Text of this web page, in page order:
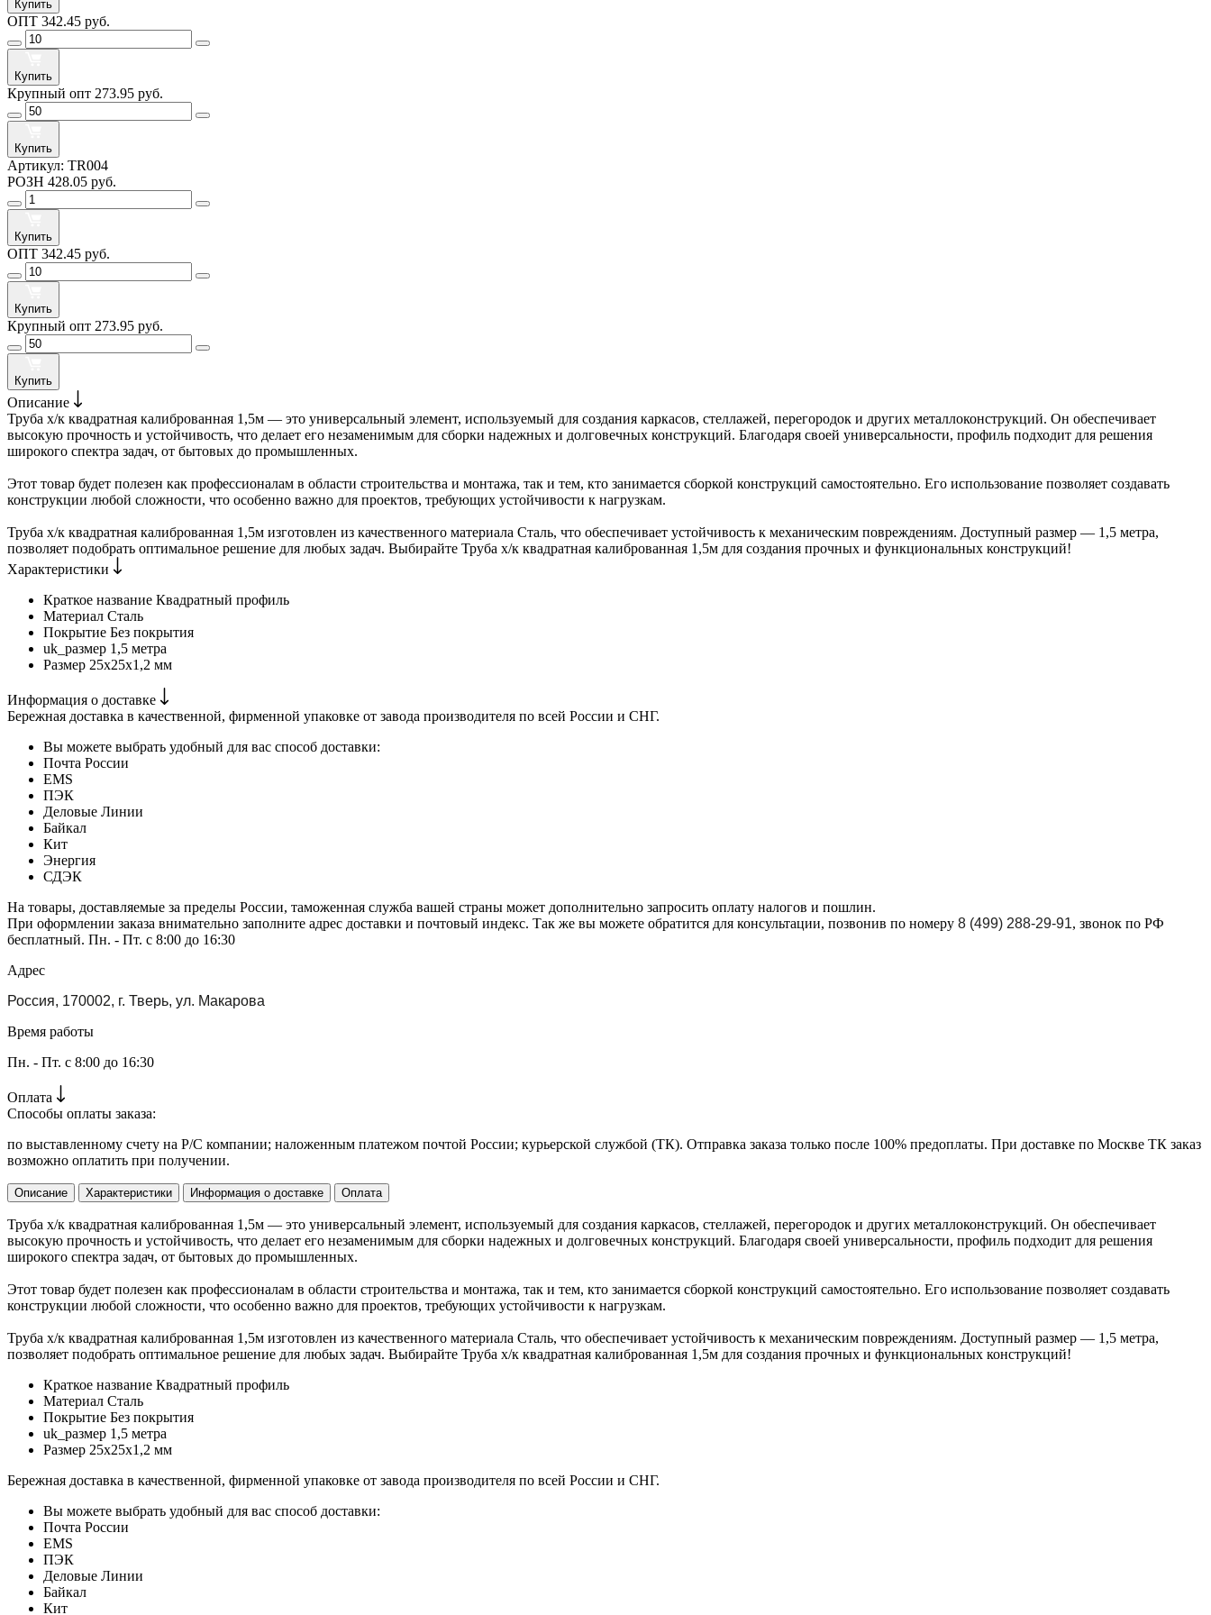
Купить
ОПТ 342.45 руб.
Купить
Крупный опт 273.95 руб.
Купить
Артикул: TR004
РОЗН 428.05 руб.
Купить
ОПТ 342.45 руб.
Купить
Крупный опт 273.95 руб.
Купить
Описание
Труба х/к квадратная калиброванная 1,5м — это универсальный элемент, используемый для создания каркасов, стеллажей, перегородок и других металлоконструкций. Он обеспечивает
высокую прочность и устойчивость, что делает его незаменимым для сборки надежных и долговечных конструкций. Благодаря своей универсальности, профиль подходит для решения
широкого спектра задач, от бытовых до промышленных.
Этот товар будет полезен как профессионалам в области строительства и монтажа, так и тем, кто занимается сборкой конструкций самостоятельно. Его использование позволяет создавать
конструкции любой сложности, что особенно важно для проектов, требующих устойчивости к нагрузкам.
Труба х/к квадратная калиброванная 1,5м изготовлен из качественного материала Сталь, что обеспечивает устойчивость к механическим повреждениям. Доступный размер — 1,5 метра,
позволяет подобрать оптимальное решение для любых задач. Выбирайте Труба х/к квадратная калиброванная 1,5м для создания прочных и функциональных конструкций!
Характеристики
Краткое название Квадратный профиль
Материал Сталь
Покрытие Без покрытия
uk_размер 1,5 метра
Размер 25х25х1,2 мм
Информация о доставке
Бережная доставка в качественной, фирменной упаковке от завода производителя по всей России и СНГ.
Вы можете выбрать удобный для вас способ доставки:
Почта России
EMS
ПЭК
Деловые Линии
Байкал
Кит
Энергия
СДЭК
На товары, доставляемые за пределы России, таможенная служба вашей страны может дополнительно запросить оплату налогов и пошлин.
При оформлении заказа внимательно заполните адрес доставки и почтовый индекс. Так же вы можете обратится для консультации, позвонив по номеру 8 (499) 288-29-91, звонок по РФ
бесплатный. Пн. - Пт. с 8:00 до 16:30
Адрес
Россия, 170002, г. Тверь, ул. Макарова
Время работы
Пн. - Пт. с 8:00 до 16:30
Оплата
Способы оплаты заказа:
по выставленному счету на Р/С компании; наложенным платежом почтой России; курьерской службой (ТК). Отправка заказа только после 100% предоплаты. При доставке по Москве ТК заказ
возможно оплатить при получении.
Описание Характеристики Информация о доставке Оплата
Труба х/к квадратная калиброванная 1,5м — это универсальный элемент, используемый для создания каркасов, стеллажей, перегородок и других металлоконструкций. Он обеспечивает
высокую прочность и устойчивость, что делает его незаменимым для сборки надежных и долговечных конструкций. Благодаря своей универсальности, профиль подходит для решения
широкого спектра задач, от бытовых до промышленных.
Этот товар будет полезен как профессионалам в области строительства и монтажа, так и тем, кто занимается сборкой конструкций самостоятельно. Его использование позволяет создавать
конструкции любой сложности, что особенно важно для проектов, требующих устойчивости к нагрузкам.
Труба х/к квадратная калиброванная 1,5м изготовлен из качественного материала Сталь, что обеспечивает устойчивость к механическим повреждениям. Доступный размер — 1,5 метра,
позволяет подобрать оптимальное решение для любых задач. Выбирайте Труба х/к квадратная калиброванная 1,5м для создания прочных и функциональных конструкций!
Краткое название Квадратный профиль
Материал Сталь
Покрытие Без покрытия
uk_размер 1,5 метра
Размер 25х25х1,2 мм
Бережная доставка в качественной, фирменной упаковке от завода производителя по всей России и СНГ.
Вы можете выбрать удобный для вас способ доставки:
Почта России
EMS
ПЭК
Деловые Линии
Байкал
Кит